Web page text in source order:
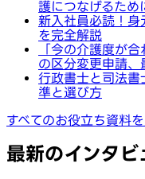
護につなげるため
新入社員必読！
を完全解説
「今の介護度が
の区分変更申請、
行政書士と司法書
準と選び方
すべてのお役立ち資料
最新のインタビ